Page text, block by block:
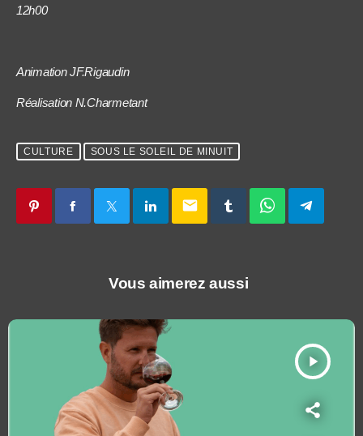
12h00
Animation JF.Rigaudin
Réalisation N.Charmetant
CULTURE SOUS LE SOLEIL DE MINUIT
email
Vous aimerez aussi
play_arrow